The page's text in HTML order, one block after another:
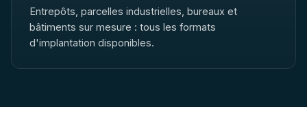
Entrepôts, parcelles industrielles, bureaux et
bâtiments sur mesure : tous les formats
d'implantation disponibles.